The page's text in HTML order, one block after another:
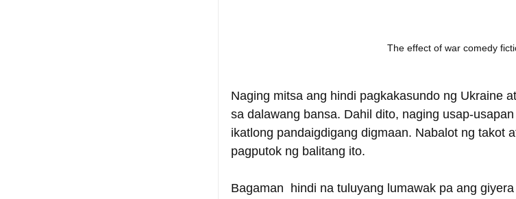
The effect of war comedy
Naging mitsa ang hindi pagkakasundo ng Ukraine
sa dalawang bansa. Dahil dito, naging usap-
ikatlong pandaigdigang digmaan. Nabalot ng takot
pagputok ng balitang ito.
Bagaman  hindi na tuluyang lumawak pa ang